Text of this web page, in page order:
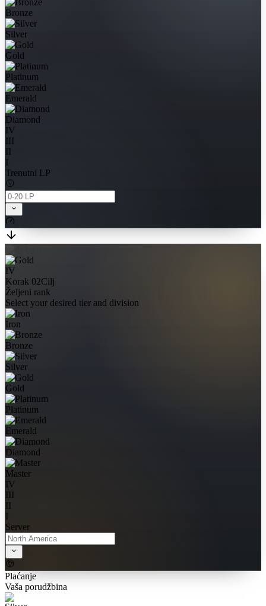
Bronze
Silver
Gold
Platinum
Emerald
Diamond
IV
III
II
I
Trenutni LP
IV
Korak 02Cilj
Željeni rank
Select your desired tier and division
Iron
Bronze
Silver
Gold
Platinum
Emerald
Diamond
Master
IV
III
II
I
Server
Plaćanje
Vaša porudžbina